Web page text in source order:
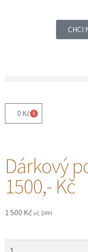
CHCI
0 Kč 0
Dárkový
1500,- Kč
1 500 Kč vč. DPH